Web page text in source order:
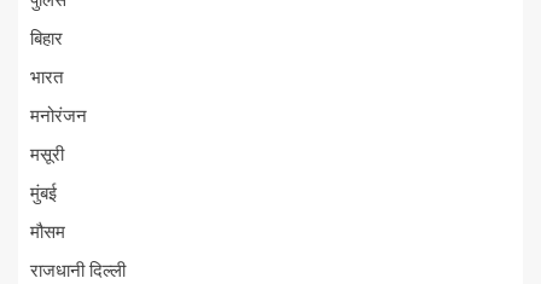
बिहार
भारत
मनोरंजन
मसूरी
मुंबई
मौसम
राजधानी दिल्ली